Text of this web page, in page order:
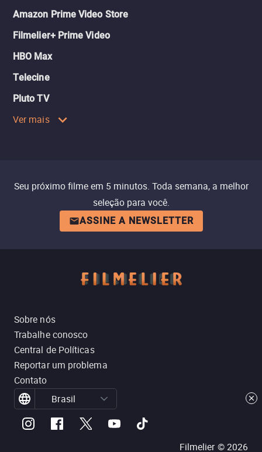
Amazon Prime Video Store
Filmelier+ Prime Video
HBO Max
Telecine
Pluto TV
Ver mais
Seu próximo filme em 5 minutos. Toda semana, a melhor
seleção para você.
ASSINE A NEWSLETTER
Sobre nós
Trabalhe conosco
Central de Políticas
Reportar um problema
Contato
Brasil
Filmelier ©2026